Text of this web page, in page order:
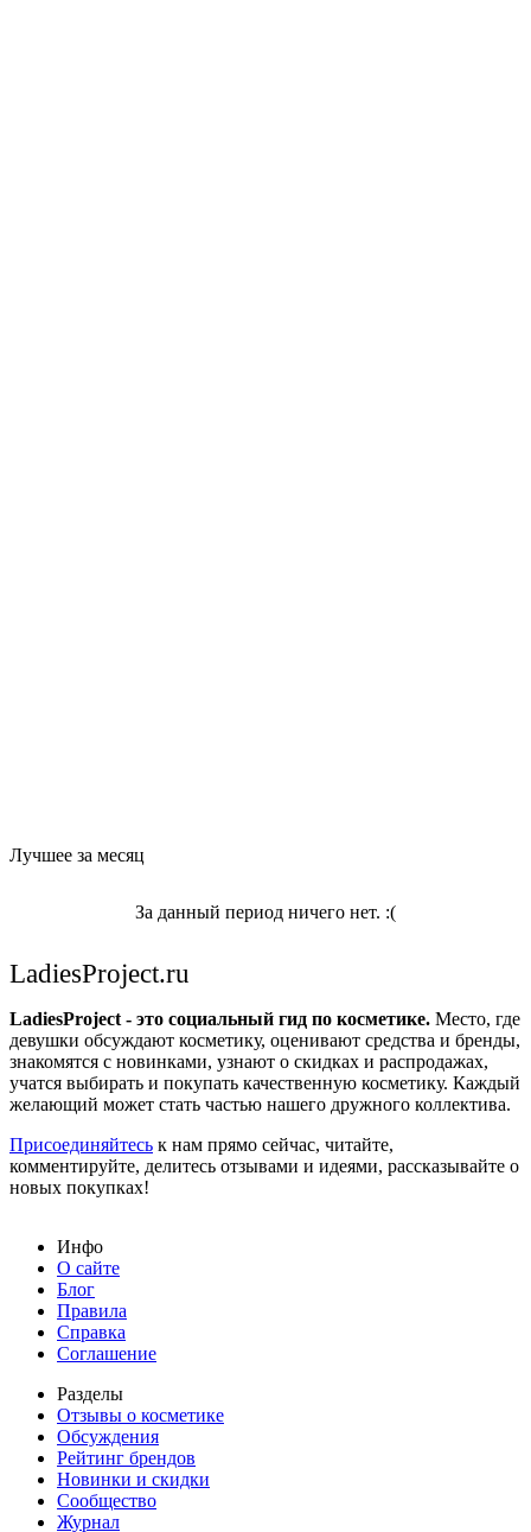
Лучшее за месяц
За данный период ничего нет. :(
LadiesProject.ru
LadiesProject - это социальный гид по косметике. Место, где
девушки обсуждают косметику, оценивают средства и бренды,
знакомятся с новинками, узнают о скидках и распродажах,
учатся выбирать и покупать качественную косметику. Каждый
желающий может стать частью нашего дружного коллектива.
Присоединяйтесь к нам прямо сейчас, читайте,
комментируйте, делитесь отзывами и идеями, рассказывайте о
новых покупках!
Инфо
О сайте
Блог
Правила
Справка
Соглашение
Разделы
Отзывы о косметике
Обсуждения
Рейтинг брендов
Новинки и скидки
Сообщество
Журнал